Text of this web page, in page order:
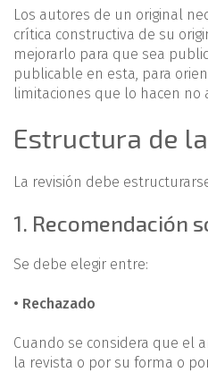
Los autores de un original
crítica constructiva de su
mejorarlo para que sea
publicable en esta, para
limitaciones que lo hacen no
Estructura de
La revisión debe
1. Recomendación
Se debe elegir entre:
• Rechazado
Cuando se considera que el
la revista o por su forma o